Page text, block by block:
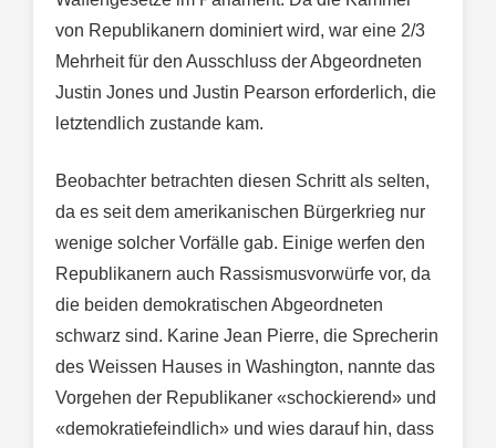
von Republikanern dominiert wird, war eine 2/3
Mehrheit für den Ausschluss der Abgeordneten
Justin Jones und Justin Pearson erforderlich, die
letztendlich zustande kam.
Beobachter betrachten diesen Schritt als selten,
da es seit dem amerikanischen Bürgerkrieg nur
wenige solcher Vorfälle gab. Einige werfen den
Republikanern auch Rassismusvorwürfe vor, da
die beiden demokratischen Abgeordneten
schwarz sind. Karine Jean Pierre, die Sprecherin
des Weissen Hauses in Washington, nannte das
Vorgehen der Republikaner «schockierend» und
«demokratiefeindlich» und wies darauf hin, dass